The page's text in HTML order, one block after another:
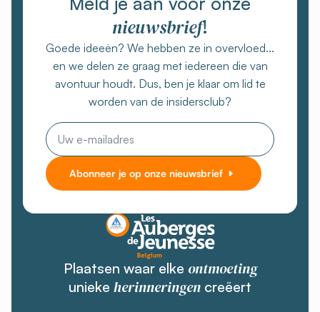
nieuwsbrief!
Goede ideeën? We hebben ze in overvloed...
en we delen ze graag met iedereen die van
avontuur houdt. Dus, ben je klaar om lid te
worden van de insidersclub?
E-
mail
Abonneer je op onze nieuwsbrief
Plaatsen waar elke ontmoeting
unieke herinneringen creëert